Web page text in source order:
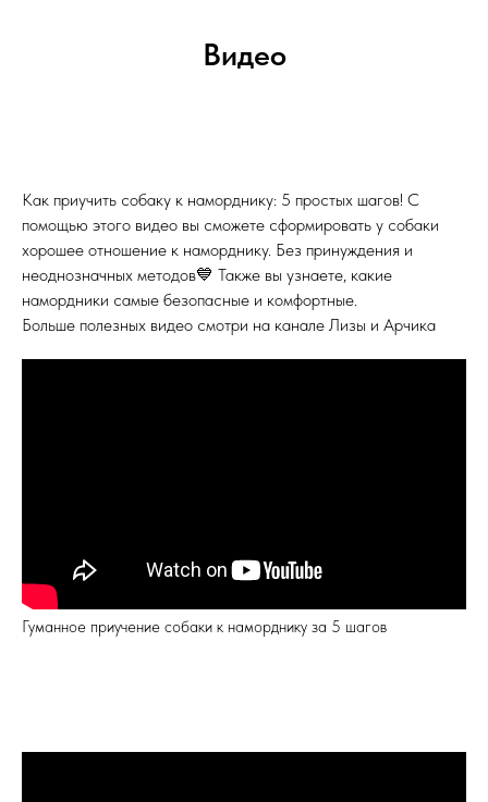
Видео
Как приучить собаку к наморднику: 5 простых шагов! С
помощью этого видео вы сможете сформировать у собаки
хорошее отношение к наморднику. Без принуждения и
неоднозначных методов💙 Также вы узнаете, какие
намордники самые безопасные и комфортные.
Больше полезных видео смотри на канале Лизы и Арчика
Гуманное приучение собаки к наморднику за 5 шагов